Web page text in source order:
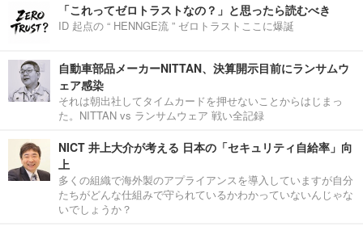
「これってゼロトラストなの？」と思ったら読むべき
ID 起点の “ HENNGE流 ” ゼロトラストここに爆誕
自動車部品メーカーNITTAN、決算開示目前にランサムウ
ェア感染
それは朝出社してタイムカードを押せないことからはじまっ
た。NITTAN vs ランサムウェア 戦い全記録
NICT 井上大介が考える 日本の「セキュリティ自給率」向
上
多くの組織で海外製のアプライアンスを導入していますが自分
たちがどんな仕組みで守られているかわかっていないんじゃな
いでしょうか？